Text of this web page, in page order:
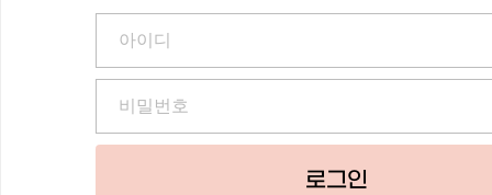
로그인